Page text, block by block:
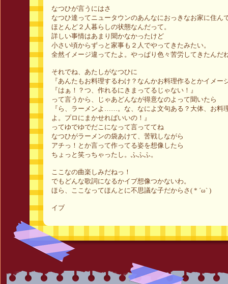
なつひが言うにはさ
なつひ達ってニュータウンのあんなにおっきなお家に住ん
ほとんど２人暮らしの状態なんだって。
詳しい事情はあまり聞かなかったけど
小さい頃からずっと家事も２人でやってきたみたい。
全然イメージ違ってたよ。やっぱり色々苦労してきたんだ
それでね、あたしがなつひに
『あんたもお料理するわけ？なんかお料理作るとかイメ
『はぁ！？つ、作れるにきまってるじゃない！』
って言うから、じゃあどんなが得意なのよって聞いたら
『ら、ラーメンよ……。な、なによ文句ある？大体、お料
よ。プロにまかせればいいの！』
ってゆでゆでだこになって言っててね
なつひがラーメンの袋あけて、苦戦しながら
アチっ！とか言って作ってる姿を想像したら
ちょっと笑っちゃったし。ふふふ。
ここなの曲楽しみだねっ！
でもどんな歌詞になるかイブ想像つかないわ。
ほら、ここなってほんとに不思議な子だからさ( * ´ω` )
イブ